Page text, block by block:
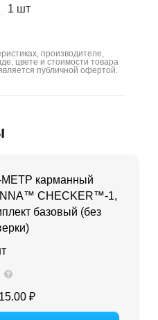
1 шт
производителе,
цвете и стоимости товара
публичной офертой.
МЕТР карманный
CHECKER™-1,
базовый (без
₽